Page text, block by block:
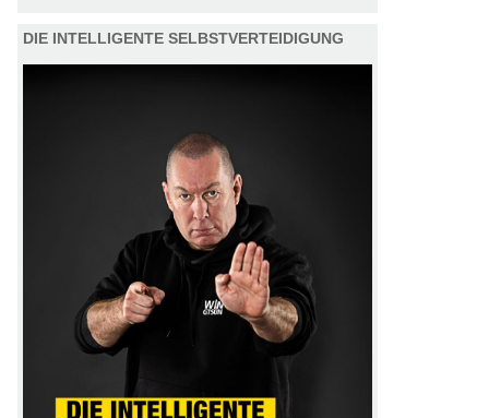
DIE INTELLIGENTE SELBSTVERTEIDIGUNG